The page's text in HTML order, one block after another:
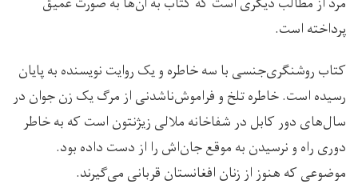
پرداخته است.
کتاب روشنگری‌جنسی با سه خاطره و یک روایت نویسنده به پایان
رسیده است. خاطره تلخ و فراموش‌ناشدنی از مرگ یک زن جوان در
سال‌های دور کابل در شفاخانه ملالی زیژنتون است که به خاطر
دوری راه و نرسیدن به موقع جان‌اش را از دست داده بود.
موضوعی که هنوز از زنان افغانستان قربانی می‌گیرند.